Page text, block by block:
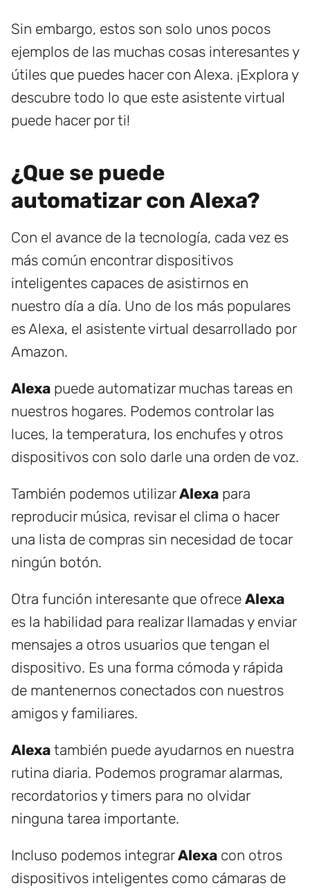
Sin embargo, estos son solo unos pocos
ejemplos de las muchas cosas interesantes y
útiles que puedes hacer con Alexa. ¡Explora y
descubre todo lo que este asistente virtual
puede hacer por ti!
¿Que se puede
automatizar con Alexa?
Con el avance de la tecnología, cada vez es
más común encontrar dispositivos
inteligentes capaces de asistirnos en
nuestro día a día. Uno de los más populares
es Alexa, el asistente virtual desarrollado por
Amazon.
Alexa puede automatizar muchas tareas en
nuestros hogares. Podemos controlar las
luces, la temperatura, los enchufes y otros
dispositivos con solo darle una orden de voz.
También podemos utilizarAlexa para
reproducir música, revisar el clima o hacer
una lista de compras sin necesidad de tocar
ningún botón.
Otra función interesante que ofrece Alexa
es la habilidad para realizar llamadas y enviar
mensajes a otros usuarios que tengan el
dispositivo. Es una forma cómoda y rápida
de mantenernos conectados con nuestros
amigos y familiares.
Alexa también puede ayudarnos en nuestra
rutina diaria. Podemos programar alarmas,
recordatorios y timers para no olvidar
ninguna tarea importante.
Incluso podemos integrarAlexa con otros
dispositivos inteligentes como cámaras de